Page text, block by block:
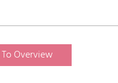
To Overview